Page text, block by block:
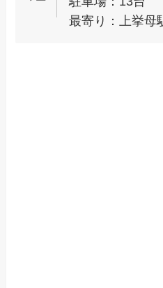
最寄り：上挙